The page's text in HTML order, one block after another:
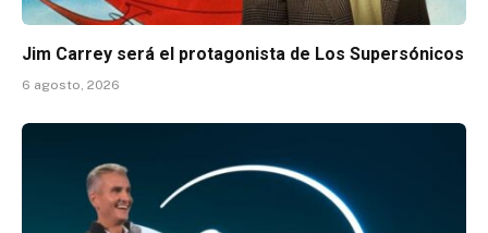
Jim Carrey será el protagonista de Los Supersónicos
6 agosto, 2026